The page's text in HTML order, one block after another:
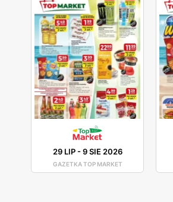
Market rozwija się
klientom dostęp do
osób. Top Market angażuje
ekologicznych opakowań.
i ekologiczną żywność.
29 LIP-9 SIE 2026
GAZETKA TOP MARKET